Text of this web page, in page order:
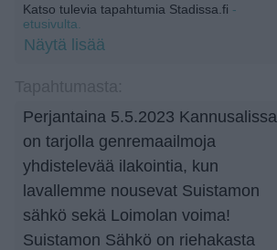
Katso tulevia tapahtumia Stadissa.fi -
etusivulta.
Näytä lisää
Perjantaina 5.5.2023 Kannusalissa
on tarjolla genremaailmoja
yhdistelevää ilakointia, kun
lavallemme nousevat Suistamon
sähkö sekä Loimolan voima!
Suistamon Sähkö on riehakasta